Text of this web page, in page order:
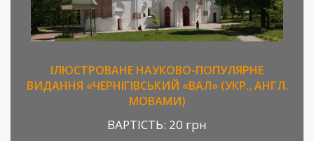
ІЛЮСТРОВАНЕ НАУКОВО-ПОПУЛЯРНЕ
ВИДАННЯ «ЧЕРНІГІВСЬКИЙ «ВАЛ» (УКР., АНГЛ.
МОВАМИ)
ВАРТІСТЬ: 20 грн